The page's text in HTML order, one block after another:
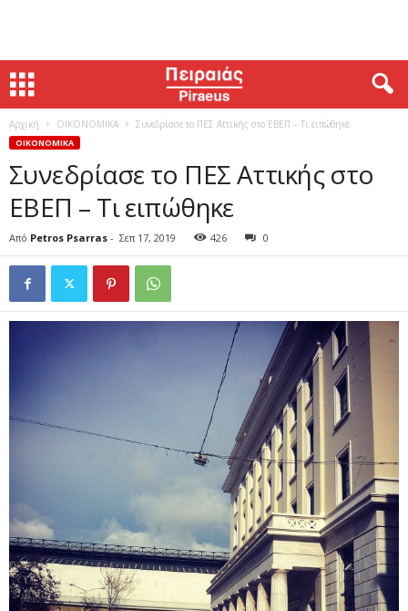
Αρχική ΟΙΚΟΝΟΜΙΚΑ Συνεδρίασε το ΠΕΣ Αττικής στο ΕΒΕΠ – Τι ειπώθηκε
ΟΙΚΟΝΟΜΙΚΑ
Συνεδρίασε το ΠΕΣ Αττικής στο
ΕΒΕΠ – Τι ειπώθηκε
Από Petros Psarras - Σεπ 17, 2019 426 0